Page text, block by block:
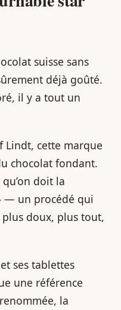
suisse sans
déjà goûté.
il y a tout un
Lindt, cette marque
chocolat fondant.
qu’on doit la
— un procédé qui
doux, plus tout,
ses tablettes
une référence
la